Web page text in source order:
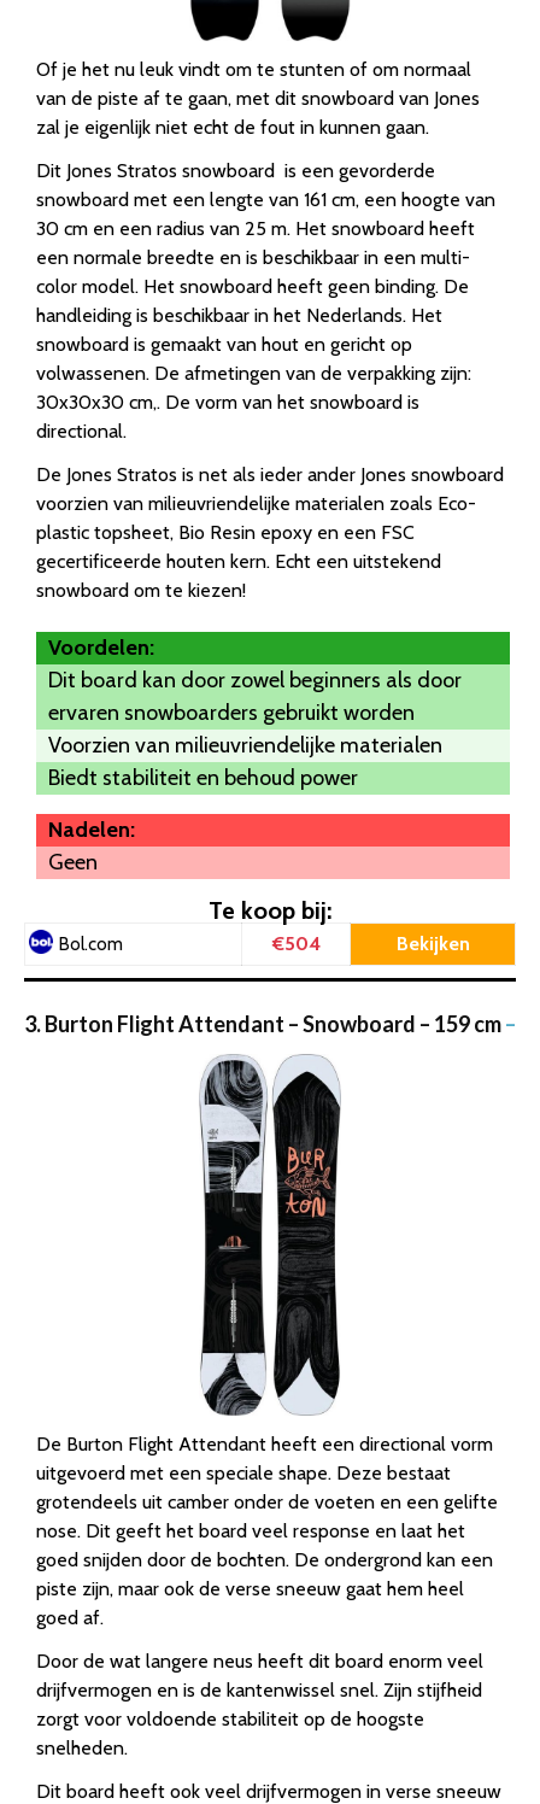
Of je het nu leuk vindt om te stunten of om normaal
van de piste af te gaan, met dit snowboard van Jones
zal je eigenlijk niet echt de fout in kunnen gaan.
Dit Jones Stratos snowboard is een gevorderde
snowboard met een lengte van 161 cm, een hoogte van
30 cm en een radius van 25 m. Het snowboard heeft
een normale breedte en is beschikbaar in een multi-
color model. Het snowboard heeft geen binding. De
handleiding is beschikbaar in het Nederlands. Het
snowboard is gemaakt van hout en gericht op
volwassenen. De afmetingen van de verpakking zijn:
30x30x30 cm,. De vorm van het snowboard is
directional.
De Jones Stratos is net als ieder ander Jones snowboard
voorzien van milieuvriendelijke materialen zoals Eco-
plastic topsheet, Bio Resin epoxy en een FSC
gecertificeerde houten kern. Echt een uitstekend
snowboard om te kiezen!
Voordelen:
Dit board kan door zowel beginners als door
ervaren snowboarders gebruikt worden
Voorzien van milieuvriendelijke materialen
Biedt stabiliteit en behoud power
Nadelen:
Geen
Te koop bij:
Bol.com €504 Bekijken
3. Burton Flight Attendant – Snowboard – 159 cm–
De Burton Flight Attendant heeft een directional vorm
uitgevoerd met een speciale shape. Deze bestaat
grotendeels uit camber onder de voeten en een gelifte
nose. Dit geeft het board veel response en laat het
goed snijden door de bochten. De ondergrond kan een
piste zijn, maar ook de verse sneeuw gaat hem heel
goed af.
Door de wat langere neus heeft dit board enorm veel
drijfvermogen en is de kantenwissel snel. Zijn stijfheid
zorgt voor voldoende stabiliteit op de hoogste
snelheden.
Dit board heeft ook veel drijfvermogen in verse sneeuw